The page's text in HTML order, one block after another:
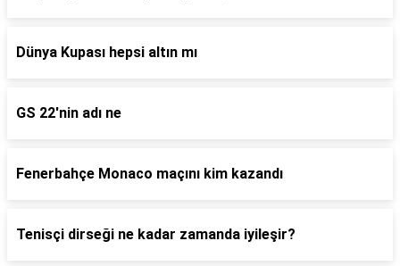
Dünya Kupası hepsi altın mı
GS 22'nin adı ne
Fenerbahçe Monaco maçını kim kazandı
Tenisçi dirseği ne kadar zamanda iyileşir?